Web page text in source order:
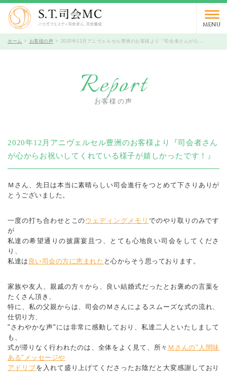
MENU
受付時間 10時～19時 / 定休日 火曜日
ホーム お客様の声 2020年12月アニヴェルセル豊洲のお客様より『司会者さんが心からお祝いしてくれている様子が嬉しかったです！』
Report
お客様の声
2020年12月アニヴェルセル豊洲のお客様より『司会者さん
が心からお祝いしてくれている様子が嬉しかったです！』
Ｍさん、先日は本当に素晴らしい司会進行をつとめて下さりありが
とうございました。
一度の打ち合わせとこのウェディングメモリ でのやり取りのみです
が
私達の希望通りの披露宴且つ、とても心地良い司会をしてくださ
り、
私達は 良い司会の方に恵まれた と心からそう思っております。
家族や友人、親戚の方々から、良い結婚式だったとお褒めの言葉を
たくさん頂き、
特に、私の父親からは、司会のＭさんによるスムーズな式の流れ、
仕切り方、
"さわやかな声"には非常に感動しており、私達二人といたしまして
も、
式が滞りなく行われたのは、全体をよく見て、所々 Ｍさんの"人間味
ある"メッセージや
アドリブを入れて盛り上げてくださったお陰だと大変感謝しており